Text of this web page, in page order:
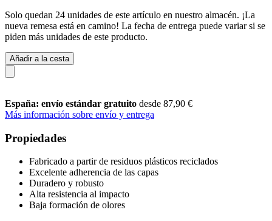
Solo quedan 24 unidades de este artículo en nuestro almacén. ¡La
nueva remesa está en camino! La fecha de entrega puede variar si se
piden más unidades de este producto.
Añadir a la cesta
España: envío estándar gratuito desde 87,90 €
Más información sobre envío y entrega
Propiedades
Fabricado a partir de residuos plásticos reciclados
Excelente adherencia de las capas
Duradero y robusto
Alta resistencia al impacto
Baja formación de olores